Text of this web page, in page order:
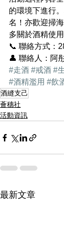
的環境下進行
名！亦歡迎掃
多關於酒精使
📞 聯絡方式：
👤 聯絡人：阿
#走酒 #戒酒 #
#酒精濫用 #飲
酒縫支己
薈穗社
活動資訊
最新文章